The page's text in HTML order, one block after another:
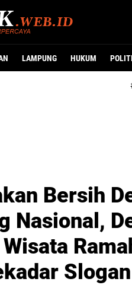
LAMPUNG HUKUM
Bersih
Nasional,
Slogan